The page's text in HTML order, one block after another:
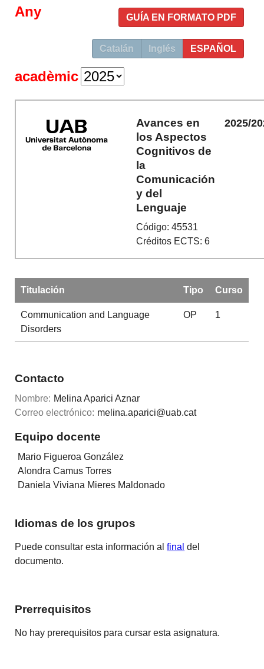
GUÍA EN FORMATO PDF
Catalán Inglés ESPAÑOL
Any
acadèmic
Avances en
los Aspectos
Cognitivos de
la
Comunicación
y del
Lenguaje
Código: 45531
Créditos ECTS: 6
2025/
Titulación Tipo Curso
Communication and Language
Disorders
OP 1
Contacto
Nombre: Melina Aparici Aznar
Correo electrónico: melina.aparici@uab.cat
Equipo docente
Mario Figueroa González
Alondra Camus Torres
Daniela Viviana Mieres Maldonado
Idiomas de los grupos
Puede consultar esta información alfinal del
documento.
Prerrequisitos
No hay prerequisitos para cursar esta asignatura.